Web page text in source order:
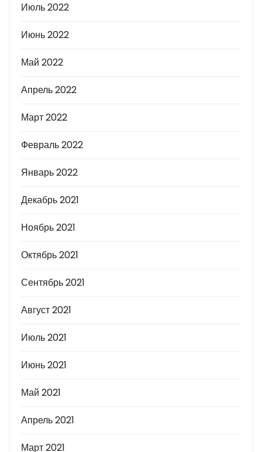
Июль 2022
Июнь 2022
Май 2022
Апрель 2022
Март 2022
Февраль 2022
Январь 2022
Декабрь 2021
Ноябрь 2021
Октябрь 2021
Сентябрь 2021
Август 2021
Июль 2021
Июнь 2021
Май 2021
Апрель 2021
Март 2021